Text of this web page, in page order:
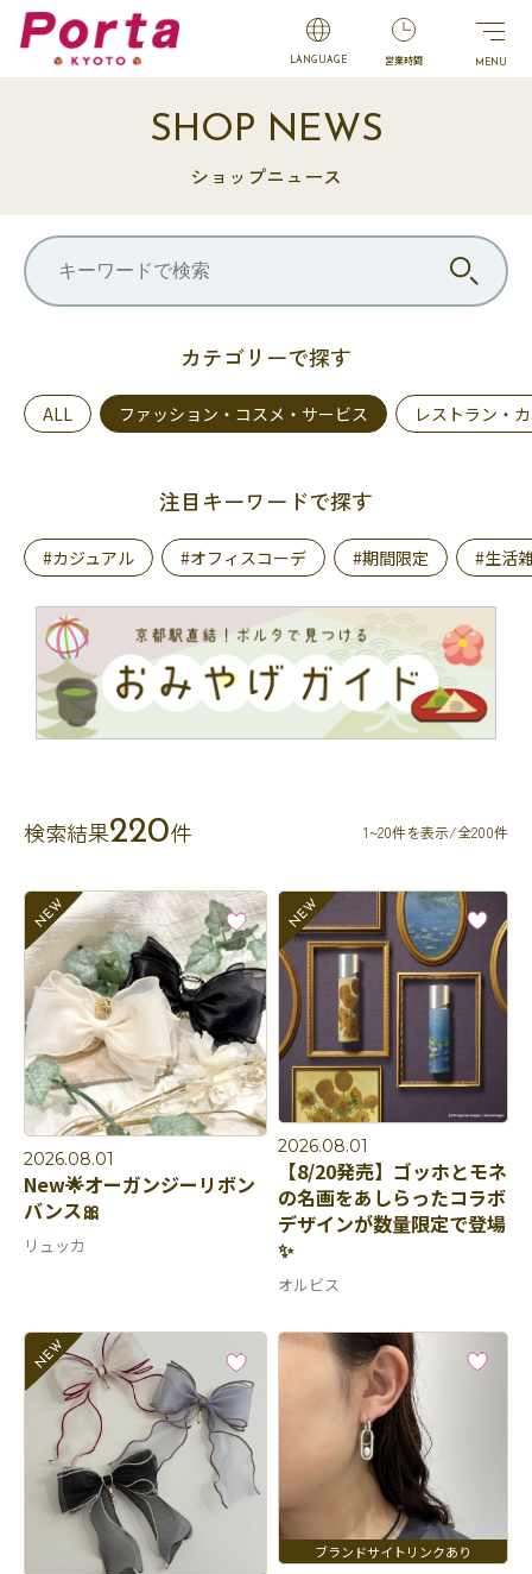
LANGUAGE 営業時間
SHOP NEWS
ショップニュース
カテゴリーで探す
ALL ファッション・コスメ・サービス レストラン・
注目キーワードで探す
#カジュアル #オフィスコーデ #期間限定 #生活
検索結果220件 1~20件を表示/全200件
2026.08.01
New🌟オーガンジーリボン
バンス🎀
リュッカ
2026.08.01
【8/20発売】ゴッホとモネ
の名画をあしらったコラボ
デザインが数量限定で登場
✨
オルビス